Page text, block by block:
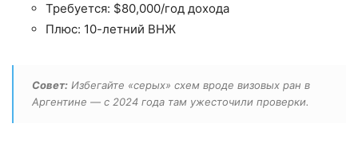
Требуется: $80,000/год дохода
Плюс: 10-летний ВНЖ
Совет: Избегайте «серых» схем вроде визовых ран в
Аргентине — с 2024 года там ужесточили проверки.